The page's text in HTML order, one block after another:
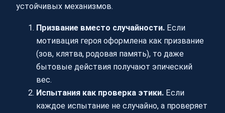
устойчивых механизмов.
Призвание вместо случайности. Если
мотивация героя оформлена как призвание
(зов, клятва, родовая память), то даже
бытовые действия получают эпический
вес.
Испытания как проверка этики. Если
каждое испытание не случайно, а проверяет